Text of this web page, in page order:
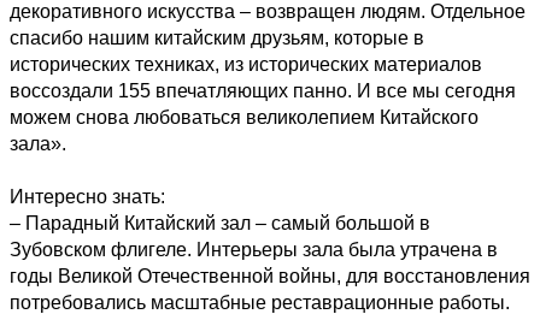
декоративного искусства – возвращен людям. Отдельное
спасибо нашим китайским друзьям, которые в
исторических техниках, из исторических материалов
воссоздали 155 впечатляющих панно. И все мы сегодня
можем снова любоваться великолепием Китайского
зала».
Интересно знать:
– Парадный Китайский зал – самый большой в
Зубовском флигеле. Интерьеры зала была утрачена в
годы Великой Отечественной войны, для восстановления
потребовались масштабные реставрационные работы.